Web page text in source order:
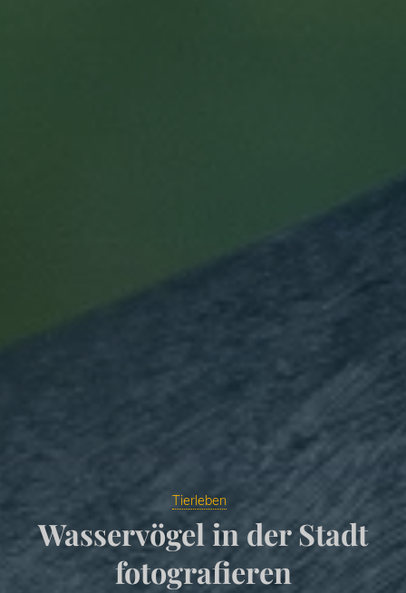
Tierleben
Wasservögel in der Stadt
fotografieren